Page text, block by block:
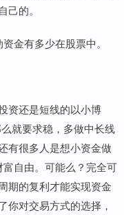
的。
金有多少在股票中。
资还是短线的以小博
就要求稳，多做中长线
有很多人是想小资金做
自由。可能么？完全可
期的复利才能实现资金
你对交易方式的选择，